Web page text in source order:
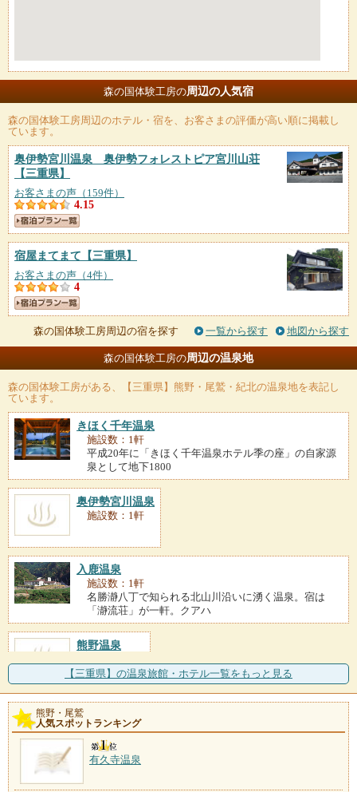
森の国体験工房の周辺の人気宿
森の国体験工房周辺のホテル・宿を、お客さまの評価が高い順に掲載し
ています。
奥伊勢宮川温泉 奥伊勢フォレストピア宮川山荘
【三重県】
お客さまの声（159件）
4.15
宿屋まてまて 【三重県】
お客さまの声（4件）
4
森の国体験工房周辺の宿を探す 一覧から探す 地図から探す
森の国体験工房の周辺の温泉地
森の国体験工房がある、【三重県】熊野・尾鷲・紀北の温泉地を表記し
ています。
きほく千年温泉
施設数：1軒
平成20年に「きほく千年温泉ホテル季の座」の自家源
泉として地下1800
奥伊勢宮川温泉
施設数：1軒
入鹿温泉
施設数：1軒
名勝瀞八丁で知られる北山川沿いに湧く温泉。宿は
「瀞流荘」が一軒。クアハ
熊野温泉
【三重県】の温泉旅館・ホテル一覧をもっと見る
熊野・尾鷲
人気スポットランキング
有久寺温泉